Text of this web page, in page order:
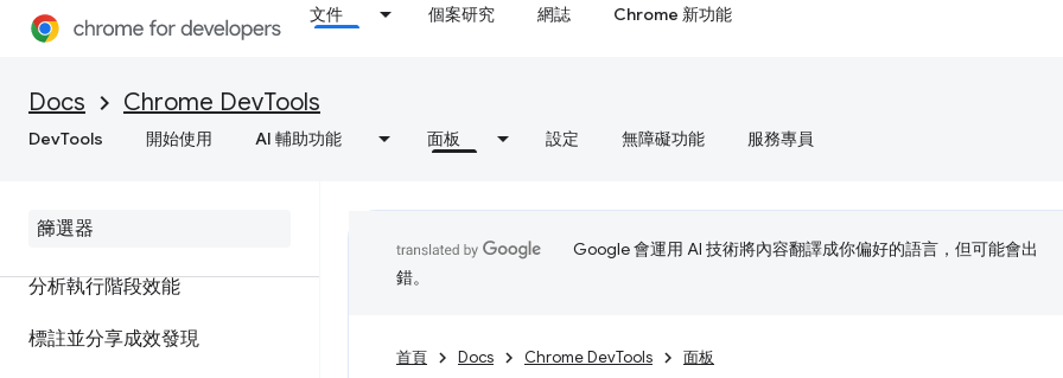
文件 個案研究 網誌 Chrome 新功能
Docs Chrome DevTools
DevTools 開始使用 AI 輔助功能 面板 設定 無障礙功能 服務專員
功能參考資料
查看網頁資源
總覽
分析執行階段效能
標註並分享成效發現
Google 會運用 AI 技術將內容翻譯成你偏好的語言，但可能會出
錯。
首頁 Docs Chrome DevTools 面板